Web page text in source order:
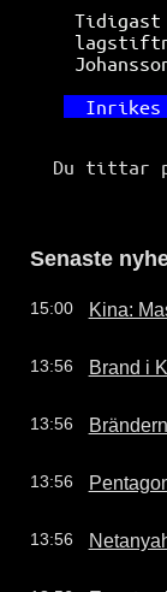
Tidigast
Inrikes
Du tittar
Senaste
15:00 Kina:
13:56 Brand i
13:56
13:56
13:56